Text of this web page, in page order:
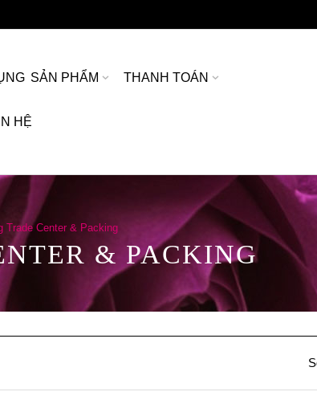
SẢN PHẨM THANH TOÁN
HỆ
Trade Center & Packing
& PACKING